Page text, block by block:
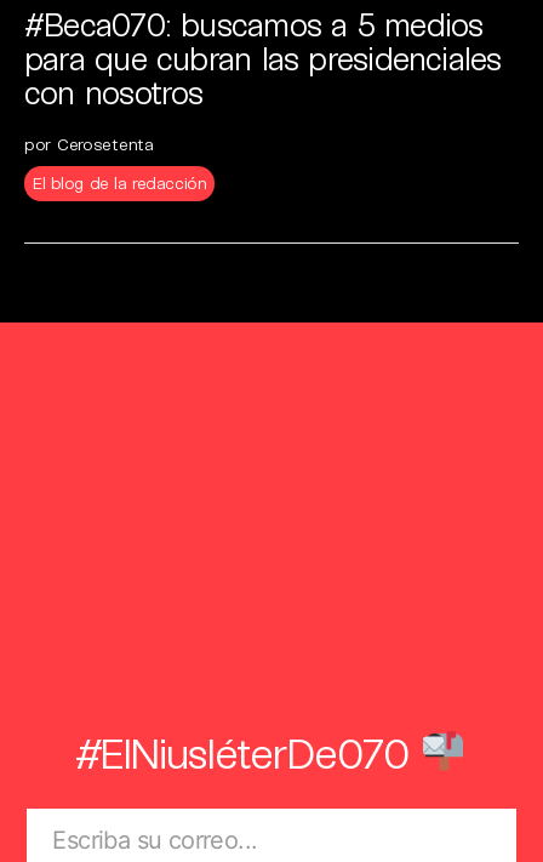
#Beca070: buscamos a 5 medios
para que cubran las presidenciales
con nosotros
por Cerosetenta
El blog de la redacción
#ElNiusléterDe070